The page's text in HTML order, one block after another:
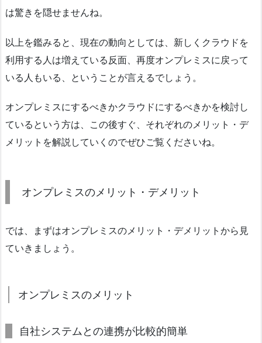
は驚きを隠せませんね。
以上を鑑みると、現在の動向としては、新しくクラウドを
利用する人は増えている反面、再度オンプレミスに戻って
いる人もいる、ということが言えるでしょう。
オンプレミスにするべきかクラウドにするべきかを検討し
ているという方は、この後すぐ、それぞれのメリット・デ
メリットを解説していくのでぜひご覧くださいね。
オンプレミスのメリット・デメリット
では、まずはオンプレミスのメリット・デメリットから見
ていきましょう。
オンプレミスのメリット
自社システムとの連携が比較的簡単